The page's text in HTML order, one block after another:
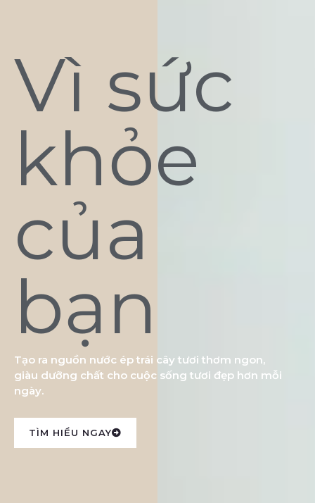
Vì sức
khỏe
của
bạn
Tạo ra nguồn nước ép trái cây tươi thơm ngon,
giàu dưỡng chất cho cuộc sống tươi đẹp hơn mỗi
ngày.
TÌM HIỂU NGAY